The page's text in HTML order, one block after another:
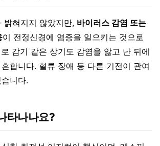
밝혀지지 않았지만, 바이러스 감염 또는
이 전정신경에 염증을 일으키는 것으로
감기 같은 상기도 감염을 앓고 난 뒤에
합니다. 혈류 장애 등 다른 기전이 관여
니다.
타나나요?